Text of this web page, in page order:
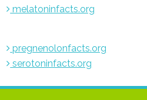
melatoninfacts.org
pregnenolonfacts.org
serotoninfacts.org